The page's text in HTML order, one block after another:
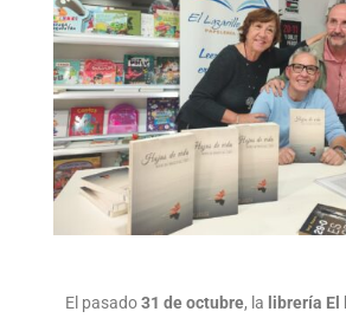
El pasado31 de octubre, la librería